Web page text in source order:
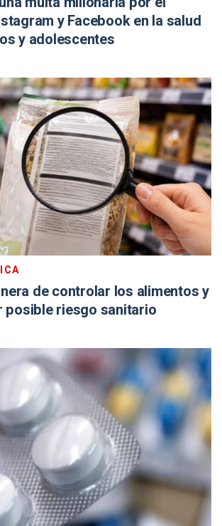
y Facebook en la salud
y adolescentes
de controlar los alimentos y
posible riesgo sanitario